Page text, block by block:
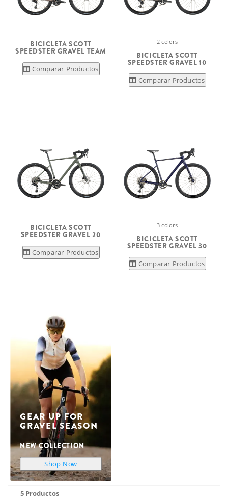
BICICLETA SCOTT
SPEEDSTER GRAVEL TEAM
Comparar Productos
2 colors
BICICLETA SCOTT
SPEEDSTER GRAVEL 10
Comparar Productos
BICICLETA SCOTT
SPEEDSTER GRAVEL 20
Comparar Productos
3 colors
BICICLETA SCOTT
SPEEDSTER GRAVEL 30
Comparar Productos
GEAR UP FOR
GRAVEL SEASON
NEW COLLECTION
Shop Now
5 Productos